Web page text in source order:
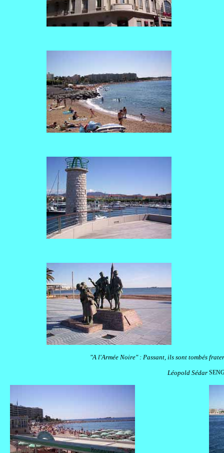
"A l'Armée Noire" : Passant, ils sont tombés
Léopold Sédar